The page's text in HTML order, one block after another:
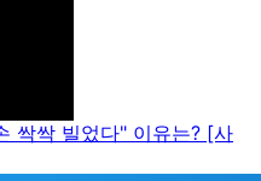
싹싹 빌었다" 이유는? [사